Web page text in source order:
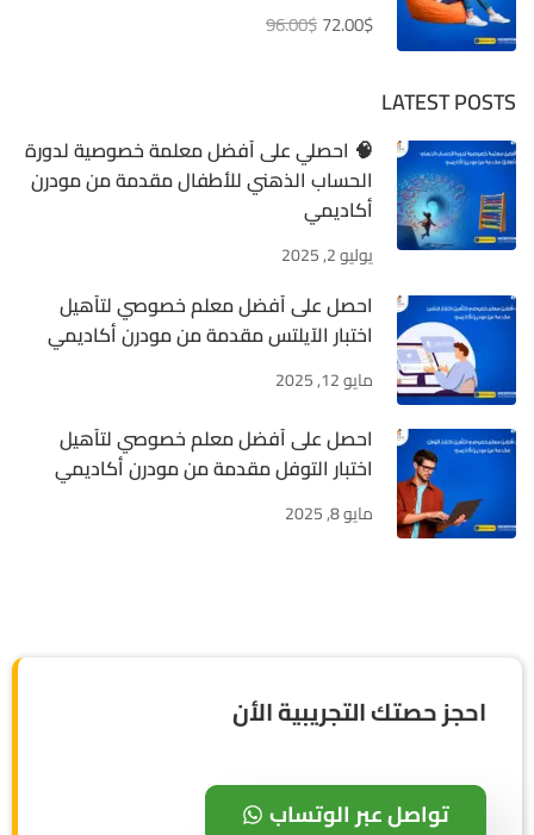
96.00$72.00$
LATEST POSTS
🧠 احصلي على أفضل معلمة خصوصية لدورة
الحساب الذهني للأطفال مقدمة من مودرن
أكاديمي
يوليو 2, 2025
احصل على أفضل معلم خصوصي لتأهيل
اختبار الآيلتس مقدمة من مودرن أكاديمي
مايو 12, 2025
احصل على أفضل معلم خصوصي لتأهيل
اختبار التوفل مقدمة من مودرن أكاديمي
مايو 8, 2025
احجز حصتك التجريبية الأن
تواصل عبر الوتساب